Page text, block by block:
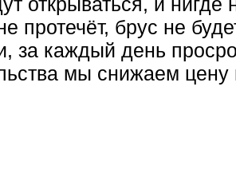
протечёт, брус не
за каждый день
мы снижаем